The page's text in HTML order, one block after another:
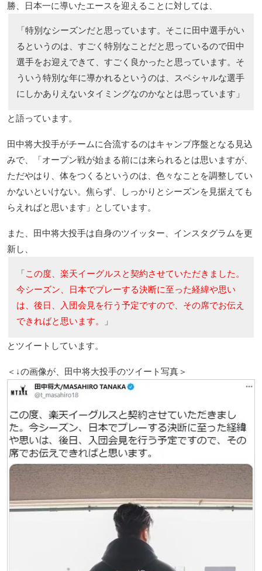
勝、日本一に導いたエースを迎えることに対しては、
「特別なシーズンだと思っています。そこに田中選手がい
るというのは、すごく特別なことだと思っているので田中
選手をお迎えできて、すごく良かったと思っています。そ
ういう特別な年に導かれるというのは、スペシャルな選手
にしかありえないタイミングなのかなとは思っています」
と語っています。
田中将大投手がチームに合流するのはキャンプ序盤となる見込
みで、「オープン戦が始まる前には来られるとは思いますが、
ただやはり、体をつくるというのは、色々なことを調整してい
かないといけない。焦らず、しっかりとシーズンを見据えても
らえればと思います」としています。
また、田中将大投手は自身のツイッター、インスタグラムを更
新し、
「この度、楽天イーグルスと契約させていただきました。
今シーズン、日本でプレーする決断に至った経緯や思い
は、後日、入団会見を行う予定ですので、その席でお伝え
できればと思います。
」
とツイートしています。
＜↓の画像が、田中将大投手のツイート写真＞